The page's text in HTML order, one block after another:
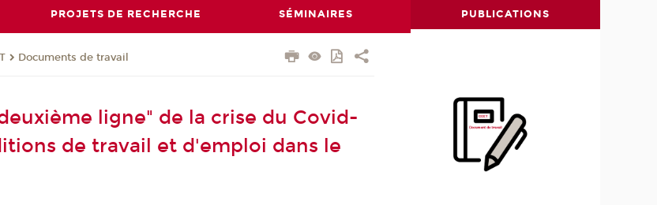
PROJETS DE RECHERCHE SÉMINAIRES PUBLICATIONS
Documents de travail
ligne" de la crise du Covid-
de travail et d'emploi dans le